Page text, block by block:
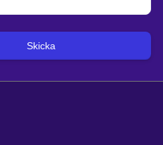
Skicka